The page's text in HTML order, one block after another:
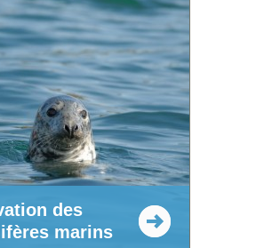
des
marins